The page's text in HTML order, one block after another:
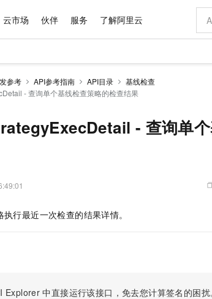
云市场 伙伴 服务 了解阿里云
参考 API参考指南 API目录
基线检查
- 查询单个基线检查策略的检查结果
- 查询单
行最近一次检查的结果详情。
Explorer 中直接运行该接口，免去您计算签名的困
模型服务
脑
覆盖公网/内网、递归/权威、移动APP等全场景解析服务
据仓库
域名与网站
对象存储 OSS
Qoder CN
式 NEW
域专家
让AI从“聊天伙伴”进化为能干活的“数字员工”
睿译宝，AI翻译排版一步到位
GLM-5.2：长任务时代开源旗舰模型
Claude Code + GStack 打造工程团队
安装技能 GStack，拥有专属 AI 工程团队
返9万
300元代金券
即开启云上创新
AI 特惠
智启 AI 普惠权益
阿里云 OPC 创新助力计划
Qwen3.8-Max 首发尝鲜，限时加量 10 倍，
千问办公，限时限量积分加倍
你的AI工作搭子，覆盖日常办公高频场景
价格计算器
自助选配和估算价格
价格优势
数据与 API
数据集
成为产品伙伴
产品生态集成认证中心
企业增值服务
企业支持计划
创新中心
最佳实践
云上春晚